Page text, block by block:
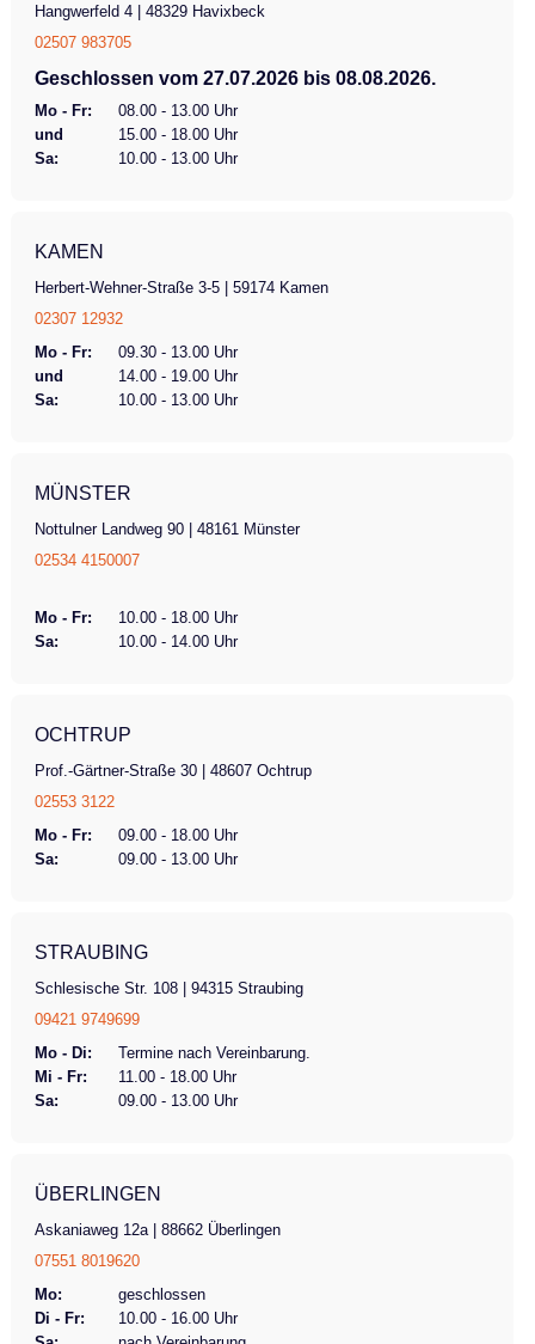
Hangwerfeld 4 | 48329 Havixbeck
02507 983705
Geschlossen vom 27.07.2026 bis 08.08.2026.
Mo - Fr:
08.00 - 13.00 Uhr
und
15.00 - 18.00 Uhr
Sa:
10.00 - 13.00 Uhr
KAMEN
Herbert-Wehner-Straße 3-5 | 59174 Kamen
02307 12932
Mo - Fr:
09.30 - 13.00 Uhr
und
14.00 - 19.00 Uhr
Sa:
10.00 - 13.00 Uhr
MÜNSTER
Nottulner Landweg 90 | 48161 Münster
02534 4150007
Mo - Fr:
10.00 - 18.00 Uhr
Sa:
10.00 - 14.00 Uhr
OCHTRUP
Prof.-Gärtner-Straße 30 | 48607 Ochtrup
02553 3122
Mo - Fr:
09.00 - 18.00 Uhr
Sa:
09.00 - 13.00 Uhr
STRAUBING
Schlesische Str. 108 | 94315 Straubing
09421 9749699
Mo - Di:
Termine nach Vereinbarung.
Mi - Fr:
11.00 - 18.00 Uhr
Sa:
09.00 - 13.00 Uhr
ÜBERLINGEN
Askaniaweg 12a | 88662 Überlingen
07551 8019620
Mo:
geschlossen
Di - Fr:
10.00 - 16.00 Uhr